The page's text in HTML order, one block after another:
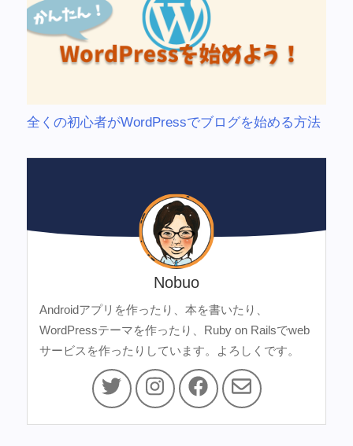
全くの初心者がWordPressでブログを始める方法
Nobuo
Androidアプリを作ったり、本を書いたり、
WordPressテーマを作ったり、Ruby on Railsでweb
サービスを作ったりしています。よろしくです。